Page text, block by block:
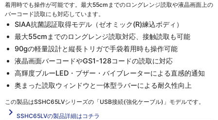
着用時でも操作が可能です。最大55cmまでのロングレンジ読取や液晶画面上の
バーコード読取にも対応しています。
SIAA抗菌認証取得モデル（ゼオミック(R)練込ボディ）
最大55cmまでのロングレンジ読取対応、接触読取も可能
90gの軽量設計と縦長トリガで手袋着用時も操作可能
液晶画面バーコードやGS1-128コードの読取に対応
高輝度ブルーLED・ブザー・バイブレーターによる直感的通知
奥まった読取ウィンドウと一体型ラバーによる耐久性向上
この製品はSSHC65LVシリーズの「USB接続(強化ケーブル)」 モデルです。
navigate_next SSHC65LVの製品詳細はコチラ